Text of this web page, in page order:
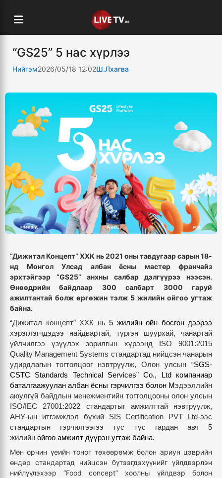
“GS25” 5 нас хүрлээ
Нийгэм2026/05/18 12:02Ш.Лхагва
“Дижитал Концепт” ХХК нь 2021 оны тавдугаар сарын 18-
нд Монгол Улсад албан ёсны мастер франчайз
эрхтэйгээр “GS25” анхны салбар дэлгүүрээ нээсэн.
Өнөөдрийн байдлаар 300 салбарт 3000 гаруй
ажилтантай болж өргөжин тэлж 5 жилийн ойгоо угтаж
байна.
“Дижитал концепт” ХХК нь 5 жилийн ойн босгон дээрээ
хэрэглэгчдэдээ найдвартай, түргэн шуурхай, чанартай
үйлчилгээ үзүүлэх зорилгын хүрээнд ISO 9001:2015
Quality Management Systems стандартад нийцсэн чанарын
удирдлагын тогтолцоог нэвтрүүлж, Олон улсын “SGS-
CSTC Standards Technical Services” Co., Ltd компаниар
баталгаажуулан албан ёсны гэрчилгээ болон Мэдээллийн
аюулгүй байдлын менежментийн тогтолцооны олон улсын
ISO/IEC 27001:2022 стандартыг амжилттай нэвтрүүлж,
АНУ-ын итгэмжлэл бүхий SIS Certification PVT Ltd-ээс
стандартын гэрчилгээгээ тус тус гардан авч 5
жилийн ойгоо амжилт дүүрэн угтаж байна.
Мөн орчин үеийн тоног төхөөрөмж болон ариун цэврийн
өндөр стандартад нийцсэн бүтээгдэхүүнийг үйлдвэрлэн
нийлүүлэхээр “Food concept” хоолны үйлдвэр болон